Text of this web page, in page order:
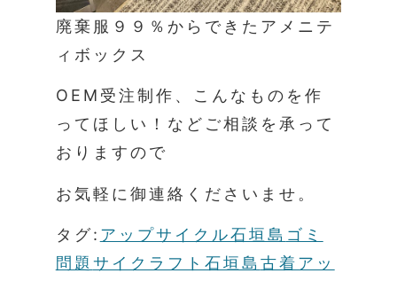
廃棄服９９％からできたアメニテ
ィボックス
OEM受注制作、こんなものを作
ってほしい！などご相談を承って
おりますので
お気軽に御連絡くださいませ。
タグ: アップサイクル石垣島 ゴミ
問題 サイクラフト石垣島 古着アッ